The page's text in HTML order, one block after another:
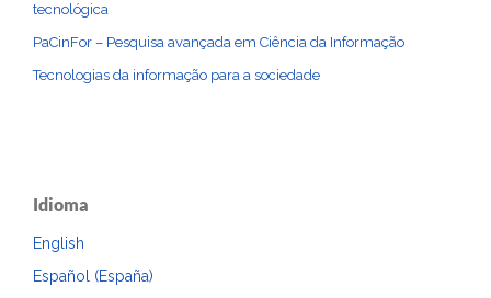
tecnológica
PaCinFor – Pesquisa avançada em Ciência da Informação
Tecnologias da informação para a sociedade
Idioma
English
Español (España)